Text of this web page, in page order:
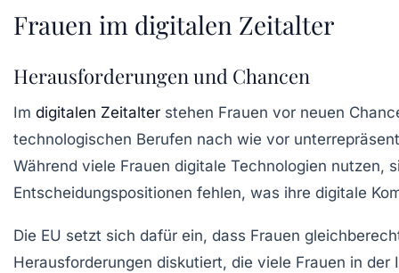
Frauen im digitalen Zeitalter
Herausforderungen und Chancen
Im digitalen Zeitalter stehen Frauen vor neuen
technologischen Berufen nach wie vor
Während viele Frauen digitale Technologien nutzen,
Entscheidungspositionen fehlen, was ihre digitale
Die EU setzt sich dafür ein, dass Frauen
Herausforderungen diskutiert, die viele Frauen in der